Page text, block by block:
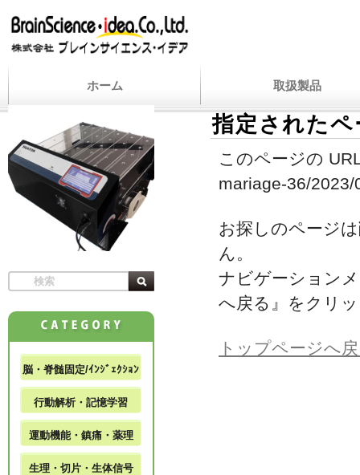
ホーム 取扱製品
指定された
このページの
mariage-36/
お探しのページ
ん。
ナビゲーション
へ戻る』をクリ
トップページへ
脳・脊髄固定/ｲﾝｼﾞｪｸｼｮﾝ
行動解析・記憶学習
運動機能・鎮痛・薬理
生理・切片・生体信号